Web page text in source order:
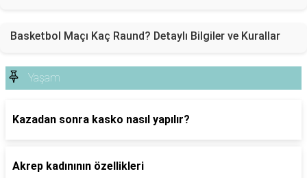
Basketbol Maçı Kaç Raund? Detaylı Bilgiler ve Kurallar
Yaşam
Kazadan sonra kasko nasıl yapılır?
Akrep kadınının özellikleri